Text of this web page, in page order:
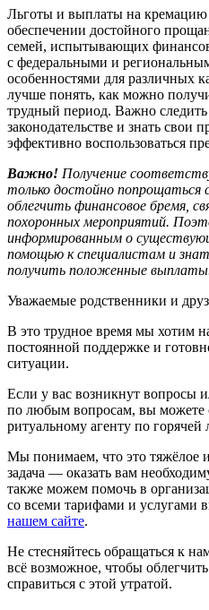
Льготы и выплаты на
обеспечении достойного
семей, испытывающих
с федеральными и
особенностями для различных
лучше понять, как можно
трудный период. Важно
законодательстве и знать свои
эффективно воспользоваться
Важно! Получение
только достойно попрощаться
облегчить финансовое бремя,
похоронных мероприятий.
информированным о
помощью к специалистам и
получить положенные
Уважаемые родственники и
В это трудное время мы хотим
постоянной поддержке и
ситуации.
Если у вас возникнут вопросы
по любым вопросам, вы можете
ритуальному агенту по
Мы понимаем, что это тяжёлое
задача — оказать вам
также можем помочь в
со всеми тарифами и услугами
нашем сайте.
Не стесняйтесь обращаться к
всё возможное, чтобы
справиться с этой утратой.